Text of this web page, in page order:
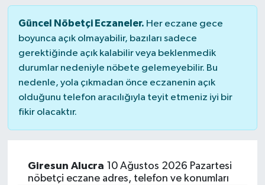
Güncel Nöbetçi Eczaneler. Her eczane gece
boyunca açık olmayabilir, bazıları sadece
gerektiğinde açık kalabilir veya beklenmedik
durumlar nedeniyle nöbete gelemeyebilir. Bu
nedenle, yola çıkmadan önce eczanenin açık
olduğunu telefon aracılığıyla teyit etmeniz iyi bir
fikir olacaktır.
Giresun Alucra 10 Ağustos 2026 Pazartesi
nöbetçi eczane adres, telefon ve konumları